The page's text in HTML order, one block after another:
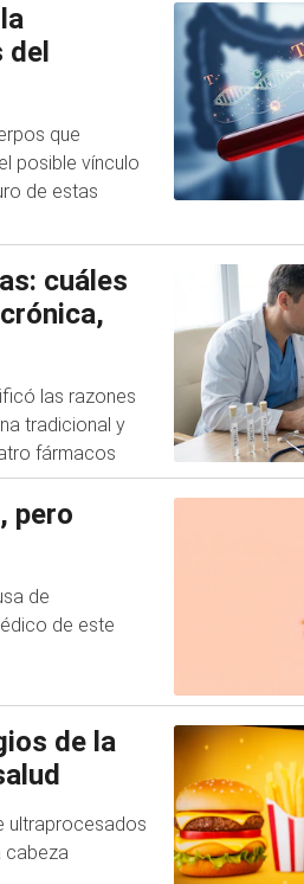
que
posible vínculo
de estas
cuáles
las razones
tradicional y
fármacos
pero
de
de este
de la
ultraprocesados
cabeza